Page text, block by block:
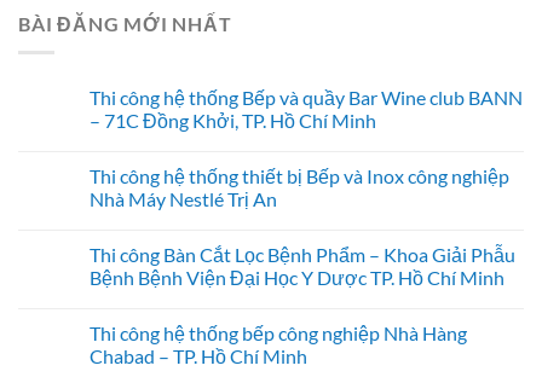
BÀI ĐĂNG MỚI NHẤT
Thi công hệ thống Bếp và quầy Bar Wine club BANN
– 71C Đồng Khởi, TP. Hồ Chí Minh
Thi công hệ thống thiết bị Bếp và Inox công nghiệp
Nhà Máy Nestlé Trị An
Thi công Bàn Cắt Lọc Bệnh Phẩm – Khoa Giải Phẫu
Bệnh Bệnh Viện Đại Học Y Dược TP. Hồ Chí Minh
Thi công hệ thống bếp công nghiệp Nhà Hàng
Chabad – TP. Hồ Chí Minh